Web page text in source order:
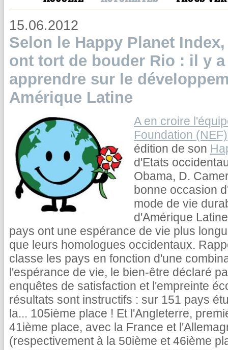
15.06.2012
Selon le Happy Planet
ont tort de bouder Rio : il y
apprendre sur le
Amérique Latine
A en croire
Foundation (NEF)
édition de son
d'Etats
Obama, D.
bonne occasion
mode de vie
d'Amérique
pays ont une espérance de vie plus
que leurs homologues occidentaux.
classe les pays en fonction d'une
l'espérance de vie, le bien-être déclaré
enquêtes de satisfaction et l'empreinte
résultats sont instructifs : sur 151 pays
la... 105ième place ! Et l'Angleterre,
41ième place, avec la France et
(respectivement à la 50ième et 46ième